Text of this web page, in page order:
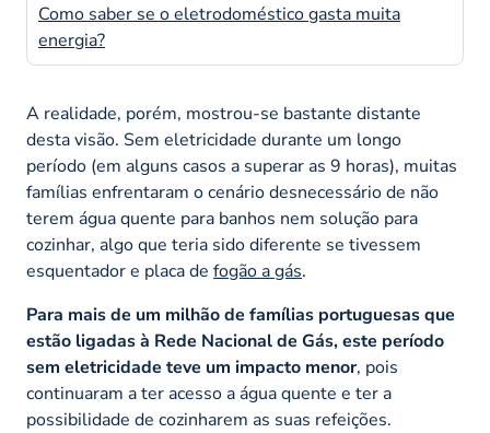
Como saber se o eletrodoméstico gasta muita
energia?
A realidade, porém, mostrou-se bastante distante
desta visão. Sem eletricidade durante um longo
período (em alguns casos a superar as 9 horas), muitas
famílias enfrentaram o cenário desnecessário de não
terem água quente para banhos nem solução para
cozinhar, algo que teria sido diferente se tivessem
esquentador e placa de fogão a gás.
Para mais de um milhão de famílias portuguesas que
estão ligadas à Rede Nacional de Gás, este período
sem eletricidade teve um impacto menor, pois
continuaram a ter acesso a água quente e ter a
possibilidade de cozinharem as suas refeições.